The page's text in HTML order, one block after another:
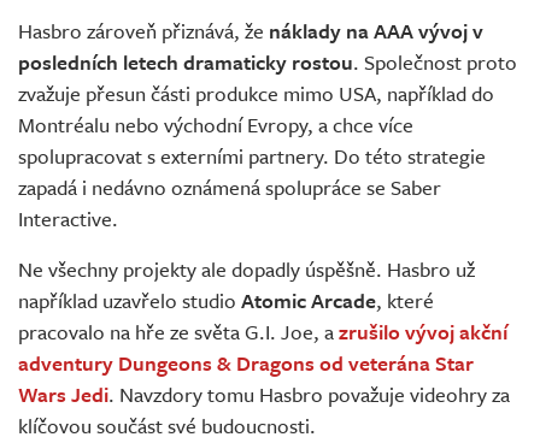
Hasbro zároveň přiznává, že náklady na AAA vývoj v
posledních letech dramaticky rostou. Společnost proto
zvažuje přesun části produkce mimo USA, například do
Montréalu nebo východní Evropy, a chce více
spolupracovat s externími partnery. Do této strategie
zapadá i nedávno oznámená spolupráce se Saber
Interactive.
Ne všechny projekty ale dopadly úspěšně. Hasbro už
například uzavřelo studio Atomic Arcade, které
pracovalo na hře ze světa G.I. Joe, azrušilo vývoj akční
adventury Dungeons & Dragons od veterána Star
Wars Jedi. Navzdory tomu Hasbro považuje videohry za
klíčovou součást své budoucnosti.